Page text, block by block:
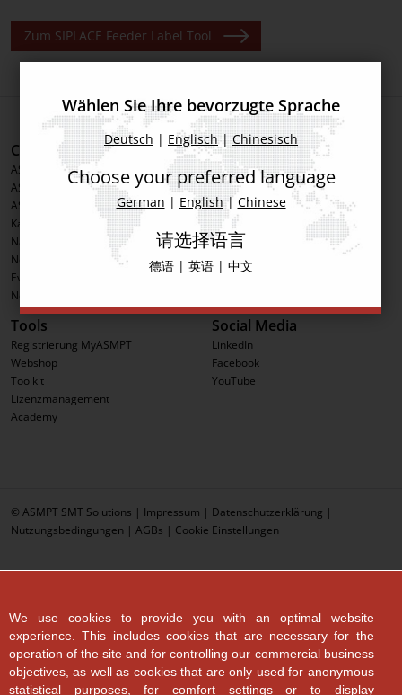
Feeder Label Tool
Bilder-Datenbank
Zum SIPLACE Feeder Label Tool
Corporate Information
ASMPT Group
ASMPT Semiconductor Solutions
ASMPT SMT Solutions
Karriere
Nachhaltigkeit
News & Presse
Events
Newsletter
Produkte
Printing Solutions
Inspection Solutions
Placement Solutions
Software Solutions
Advanced Packaging
Process Support Products
IntelligentFactory
Tools
Registrierung MyASMPT
Webshop
Toolkit
Lizenzmanagement
Academy
Social Media
LinkedIn
Facebook
YouTube
© ASMPT SMT Solutions | Impressum | Datenschutzerklärung |
Nutzungsbedingungen | AGBs | Cookie Einstellungen
Wählen Sie Ihre bevorzugte Sprache
Deutsch | Englisch|Chinesisch
Choose your preferred language
German | English| Chinese
请选择语言
德语 | 英语 | 中文
We use cookies to provide you with an optimal website
experience. This includes cookies that are necessary for the
operation of the site and for controlling our commercial business
objectives, as well as cookies that are only used for anonymous
statistical purposes, for comfort settings or to display